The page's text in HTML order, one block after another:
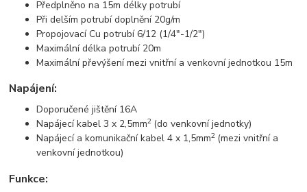
Předplněno na 15m délky potrubí
Při delším potrubí doplnění 20g/m
Propojovací Cu potrubí 6/12 (1/4"-1/2")
Maximální délka potrubí 20m
Maximální převýšení mezi vnitřní a venkovní jednotkou 15m
Napájení:
Doporučené jištění 16A
Napájecí kabel 3 x 2,5mm2 (do venkovní jednotky)
Napájecí a komunikační kabel 4 x 1,5mm2 (mezi vnitřní a
venkovní jednotkou)
Funkce: